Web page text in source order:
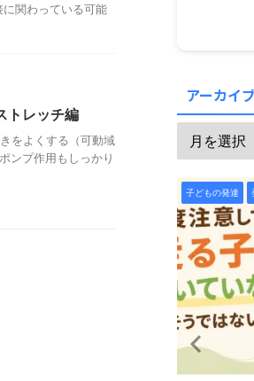
関わっている可能
トレッチ編
をよくする（可動域
ンプ作用もしっかり
アーカイ
子どもの発達